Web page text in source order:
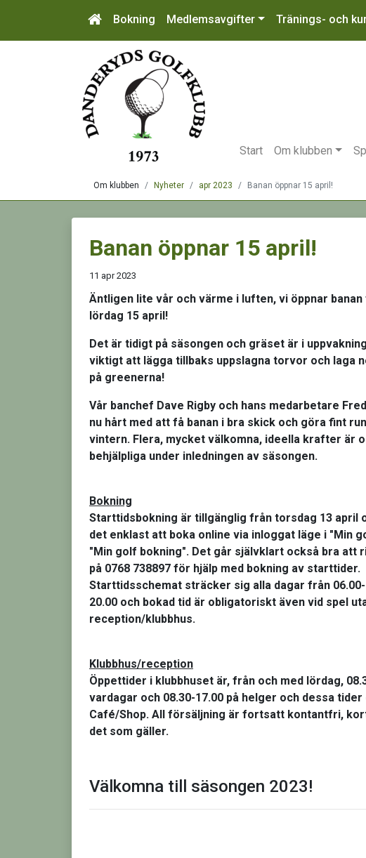
Bokning Medlemsavgifter Tränings- och
Start Om klubben
Om klubben Nyheter apr 2023 Banan öppnar 15 april!
Banan öppnar 15 april!
11 apr 2023
Äntligen lite vår och värme i luften, vi öppnar
lördag 15 april!
Det är tidigt på säsongen och gräset är i
viktigt att lägga tillbaks uppslagna torvor och laga
på greenerna!
Vår banchef Dave Rigby och hans medarbetare
nu hårt med att få banan i bra skick och göra fint
vintern. Flera, mycket välkomna, ideella krafter är
behjälpliga under inledningen av säsongen.
Bokning
Starttidsbokning är tillgänglig från torsdag 13 april
det enklast att boka online via inloggat läge i "Min
"Min golf bokning". Det går självklart också bra att
på 0768 738897 för hjälp med bokning av starttider.
Starttidsschemat sträcker sig alla dagar från 06.00-
20.00 och bokad tid är obligatoriskt även vid spel
reception/klubbhus.
Klubbhus/reception
Öppettider i klubbhuset är, från och med lördag,
vardagar och 08.30-17.00 på helger och dessa
Café/Shop. All försäljning är fortsatt kontantfri,
det som gäller.
Välkomna till säsongen 2023!